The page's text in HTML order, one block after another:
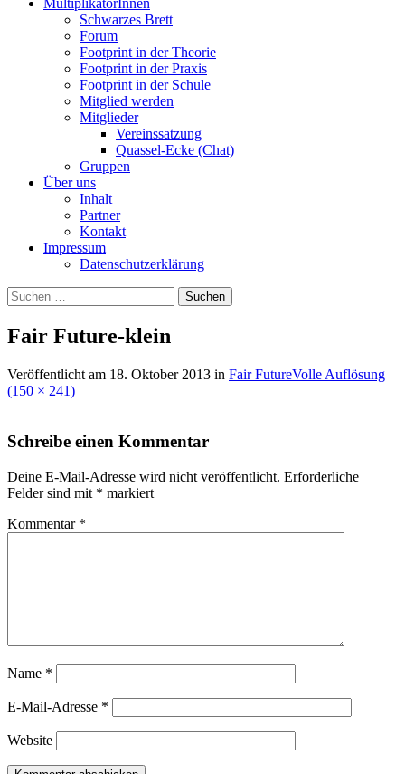
Schwarzes Brett
Forum
Footprint in der Theorie
Footprint in der Praxis
Footprint in der Schule
Mitglied werden
Mitglieder
Vereinssatzung
Quassel-Ecke (Chat)
Gruppen
Über uns
Inhalt
Partner
Kontakt
Impressum
Datenschutzerklärung
Suchen
nach:
Fair Future-klein
Veröffentlicht am 18. Oktober 2013 in Fair FutureVolle Auflösung
(150 × 241)
Schreibe einen Kommentar
Deine E-Mail-Adresse wird nicht veröffentlicht. Erforderliche
Felder sind mit * markiert
Kommentar *
Name *
E-Mail-Adresse *
Website